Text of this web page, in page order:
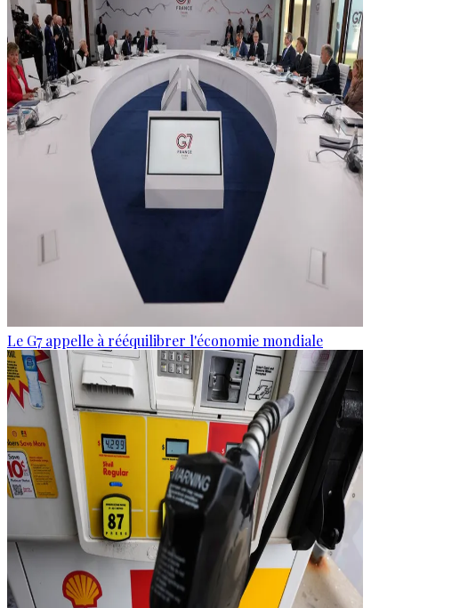
Le G7 appelle à rééquilibrer l'économie mondiale